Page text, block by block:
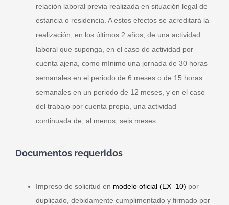
relación laboral previa realizada en situación legal de
estancia o residencia. A estos efectos se acreditará la
realización, en los últimos 2 años, de una actividad
laboral que suponga, en el caso de actividad por
cuenta ajena, como mínimo una jornada de 30 horas
semanales en el periodo de 6 meses o de 15 horas
semanales en un periodo de 12 meses, y en el caso
del trabajo por cuenta propia, una actividad
continuada de, al menos, seis meses.
Documentos requeridos
Impreso de solicitud en modelo oficial (EX–10) por
duplicado, debidamente cumplimentado y firmado por